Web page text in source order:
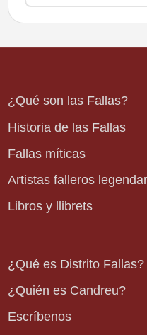
¿Qué son las Fallas?
Historia de las Fallas
Fallas míticas
Artistas falleros
Libros y llibrets
¿Qué es Distrito Fallas?
¿Quién es Candreu?
Escríbenos